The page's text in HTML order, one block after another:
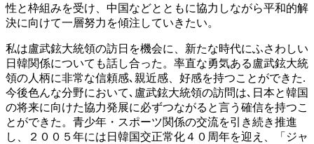
性と枠組みを受け、中国などとともに協力しながら平和的解
決に向けて一層努力を傾注していきたい。
私は盧武鉉大統領の訪日を機会に、新たな時代にふさわしい
日韓関係についても話し合った。率直な勇気ある盧武鉉大統
領の人柄に非常な信頼感､親近感、好感を持つことができた.
今後色んな分野において､盧武鉉大統領の訪問は､日本と韓国
の将来に向けた協力発展に必ずつながると言う確信を持つこ
とができた。青少年・スポーツ関係の交流を引き続き推進
し、２００５年には日韓国交正常化４０周年を迎え、「ジャ